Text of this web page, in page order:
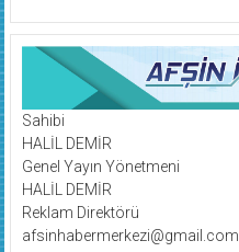
Sahibi
HALİL DEMİR
Genel Yayın Yönetmeni
HALİL DEMİR
Reklam Direktörü
afsinhabermerkezi@gmail.com